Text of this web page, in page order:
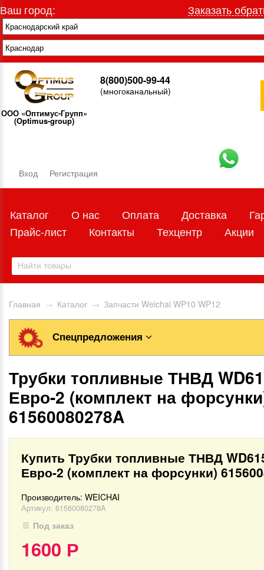
Ваш город: Заказать
ООО «Оптимус-Групп»
(Optimus-group)
8(800)500-99-44
(многоканальный)
Вход Регистрация
Каталог О нас Оплата Доставка
Прайс-лист
Контакты Техцентр Акции
Главная → Каталог → Запчасти Weichai WP10 WP12
Спецпредложения
Трубки топливные ТНВД
Евро-2 (комплект на
61560080278A
Купить Трубки топливные ТНВД
Евро-2 (комплект на форсунки)
Производитель: WEICHAI
Артикул: 61560080278A
Под заказ
1600 Р